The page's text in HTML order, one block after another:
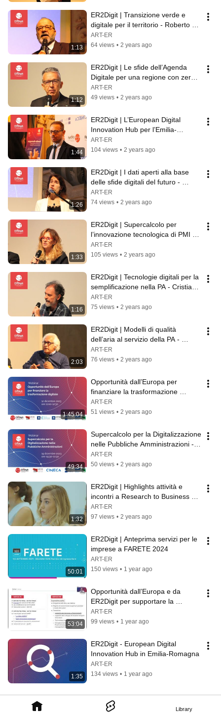
Library
1:13
ER2Digit | Transizione verde e
digitale per il territorio - Roberto
Righetti (ART-ER)
ART-ER
64 views • 2 years ago
1:12
ER2Digit | Le sfide dell’Agenda
Digitale per una regione con zero
differenze - Andrea Orlando (RER)
ART-ER
49 views • 2 years ago
1:44
ER2Digit | L’European Digital
Innovation Hub per l’Emilia-
Romagna - Ugo Mencherini (ART-
ER)
ART-ER
104 views • 2 years ago
1:26
ER2Digit | I dati aperti alla base
delle sfide digitali del futuro -
Sabina Leonelli (Univ. Exeter)
ART-ER
74 views • 2 years ago
1:33
ER2Digit | Supercalcolo per
l’innovazione tecnologica di PMI e
PA - Gabriella Scipione (CINECA)
ART-ER
105 views • 2 years ago
1:16
ER2Digit | Tecnologie digitali per la
semplificazione nella PA - Cristiano
Passerini (LEPIDA)
ART-ER
75 views • 2 years ago
2:03
ER2Digit | Modelli di qualità
dell’aria al servizio della PA -
Camillo Silibello (ARIANET)
ART-ER
76 views • 2 years ago
1:45:04
Opportunità dall’Europa per
finanziare la trasformazione
digitale - ER2Digit | 12/12/2023
ART-ER
51 views • 2 years ago
49:34
Supercalcolo per la Digitalizzazione
nelle Pubbliche Amministrazioni -
ER2Digit 19/12/2023
ART-ER
50 views • 2 years ago
1:32
ER2Digit | Highlights attività e
incontri a Research to Business
2024
ART-ER
97 views • 2 years ago
50:01
ER2Digit | Anteprima servizi per le
imprese a FARETE 2024
ART-ER
150 views • 1 year ago
53:04
Opportunità dall’Europa e da
ER2Digit per supportare la
trasformazione digitale - Webinar
10/12/2024
ART-ER
99 views • 1 year ago
1:35
ER2Digit - European Digital
Innovation Hub in Emilia-Romagna
ART-ER
134 views • 1 year ago